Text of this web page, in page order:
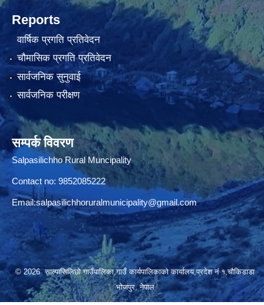
Reports
वार्षिक प्रगति प्रतिवेदन
चौमासिक प्रगति प्रतिवेदन
सार्वजनिक सुनुवाई
सार्वजनिक परीक्षण
सम्पर्क विवरण
Salpasilichho Rural Muncipality
Contact no: 9852085222
Email:salpasilichhoruralmunicipality@gmail.com
© 2026 साल्पासिलिछो गाउँपालिका,गाउँ कार्यपालिकाको कार्यालय,प्रदेश नं १,चौकिडाडा
भोजपुर, नेपाल